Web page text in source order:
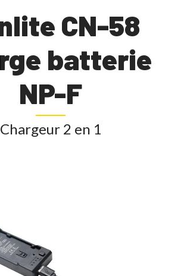
CN-58
batterie
NP-F
Chargeur 2 en 1